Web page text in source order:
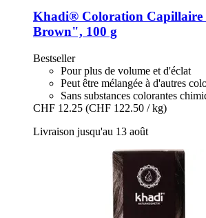
Khadi® Coloration Capillaire
Brown", 100 g
Bestseller
Pour plus de volume et d'éclat
Peut être mélangée à d'autres
Sans substances colorantes
CHF 12.25 (CHF 122.50 / kg)
Livraison jusqu'au 13 août